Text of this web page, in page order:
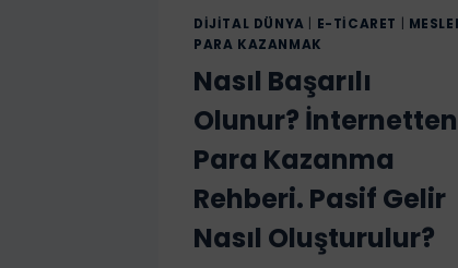
.
DIJITAL DÜNYA E-TICARET
PARA KAZANMAK
Nasıl Başarılı
Olunur? İnternetten
Para Kazanma
Rehberi. Pasif Gelir
Nasıl Oluşturulur?